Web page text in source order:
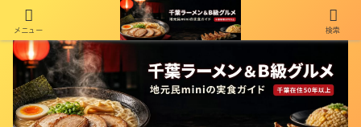
千葉在住50年以上のminiがラーメン・町中華・B級グルメを本音レビュー
メニュー 検索